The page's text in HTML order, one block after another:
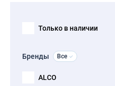
Только в наличии
Бренды Все
ALCO